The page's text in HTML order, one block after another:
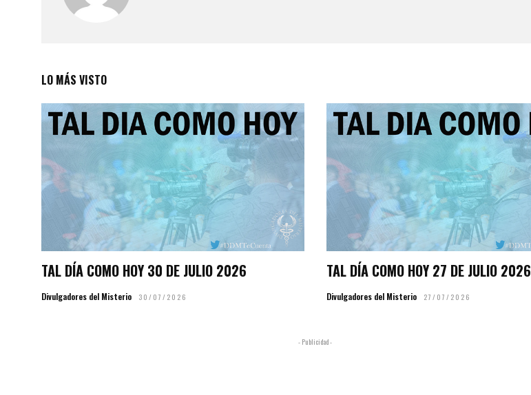
LO MÁS VISTO
TAL DÍA COMO HOY 30 DE JULIO 2026
Divulgadores del Misterio 30/07/2026
TAL DÍA COMO HOY 27 DE JULIO 2026
Divulgadores del Misterio 27/07/2026
- Publicidad -